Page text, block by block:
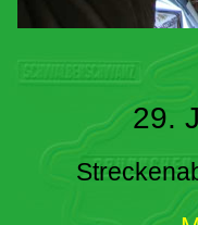
29.